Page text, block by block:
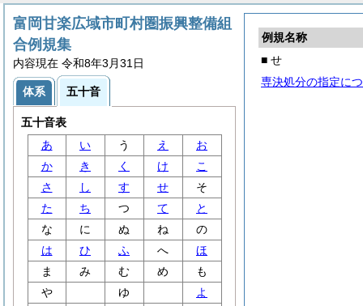
例規名称
■ せ
専決処分の指定に
富岡甘楽広域市町村圏振興整備組
合例規集
内容現在 令和8年3月31日
体系 五十音
五十音表
あ
い う え
お
か
き く け
こ
さ
し す せ
そ
た
ち つ て
と
な
に ぬ ね
の
は
ひ ふ へ
ほ
ま
み む め
も
や
ゆ
よ